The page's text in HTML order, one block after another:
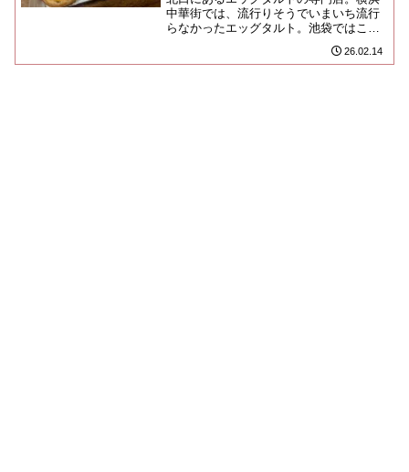
中華街では、流行りそうでいまいち流行
らなかったエッグタルト。池袋ではこう
いう専門店が立派に成り立ってるんだか
ら、やっぱすごいよなって思う... 26.02.14